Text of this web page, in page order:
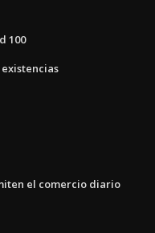
100
el comercio diario